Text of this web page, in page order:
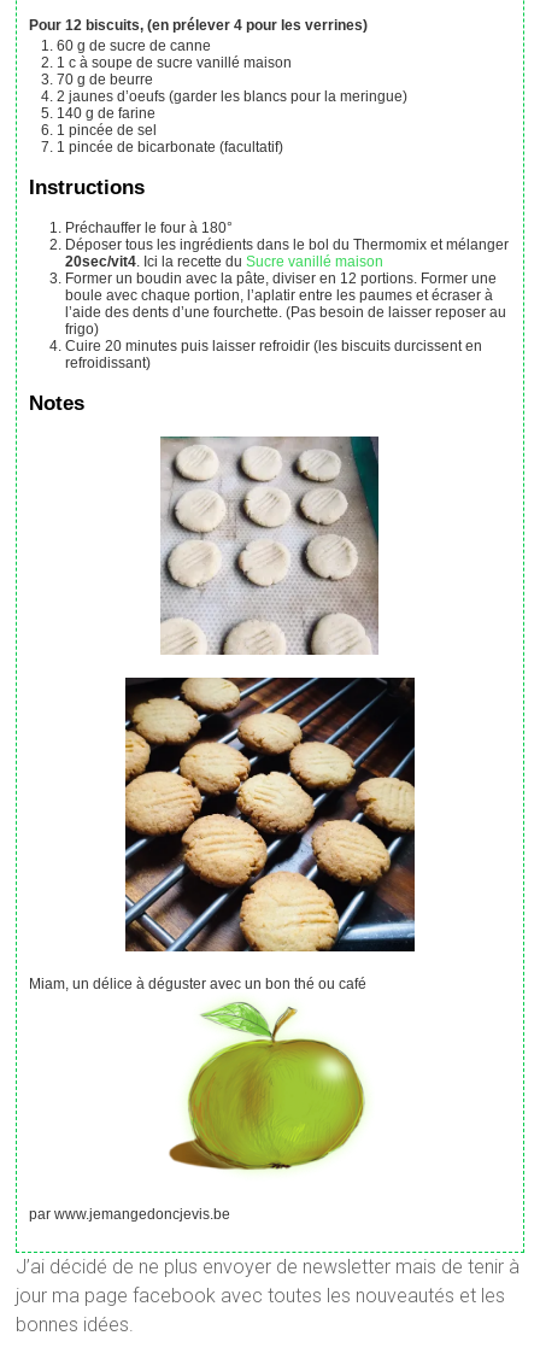
Pour 12 biscuits, (en prélever 4 pour les verrines)
60 g de sucre de canne
1 c à soupede sucre vanillé maison
70 g de beurre
2 jaunes d’oeufs (garder les blancs pour la meringue)
140 g de farine
1 pincéede sel
1 pincée de bicarbonate (facultatif)
Instructions
Préchauffer le four à 180°
Déposer tous les ingrédients dans le bol du Thermomix et mélanger
20sec/vit4. Ici la recette duSucre vanillé maison
Former un boudin avec la pâte, diviser en 12 portions. Former une
boule avec chaque portion, l’aplatir entre les paumes et écraser à
l’aide des dents d’une fourchette. (Pas besoin de laisser reposer au
frigo)
Cuire 20 minutes puis laisser refroidir (les biscuits durcissent en
refroidissant)
Notes
Miam, un délice à déguster avec un bon thé ou café
par www.jemangedoncjevis.be
J’ai décidé de ne plus envoyer de newsletter mais de tenir à
jour ma page facebook avec toutes les nouveautés et les
bonnes idées.